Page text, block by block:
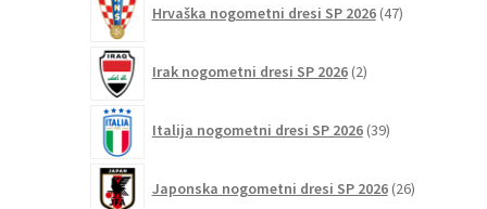
Hrvaška nogometni dresi SP 2026 47izdelkov
Irak nogometni dresi SP 2026 2izdelka
Italija nogometni dresi SP 2026 39izdelkov
Japonska nogometni dresi SP 2026 26izdelkov